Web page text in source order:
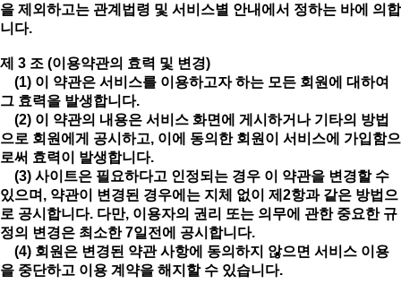
을 제외하고는 관계법령 및 서비스별 안내에서 정하는 바에 의합
니다.
제 3 조 (이용약관의 효력 및 변경)
(1) 이 약관은 서비스를 이용하고자 하는 모든 회원에 대하여
그 효력을 발생합니다.
(2) 이 약관의 내용은 서비스 화면에 게시하거나 기타의 방법
으로 회원에게 공시하고, 이에 동의한 회원이 서비스에 가입함으
로써 효력이 발생합니다.
(3) 사이트은 필요하다고 인정되는 경우 이 약관을 변경할 수
있으며, 약관이 변경된 경우에는 지체 없이 제2항과 같은 방법으
로 공시합니다. 다만, 이용자의 권리 또는 의무에 관한 중요한 규
정의 변경은 최소한 7일전에 공시합니다.
(4) 회원은 변경된 약관 사항에 동의하지 않으면 서비스 이용
을 중단하고 이용 계약을 해지할 수 있습니다.